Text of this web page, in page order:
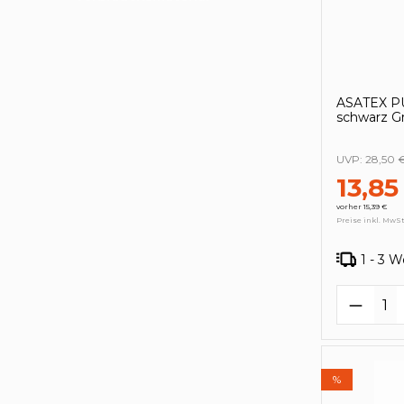
ASATEX
schwarz
vorher 15,39 €
UVP: 28,50
Preise inkl.
1 - 3
%